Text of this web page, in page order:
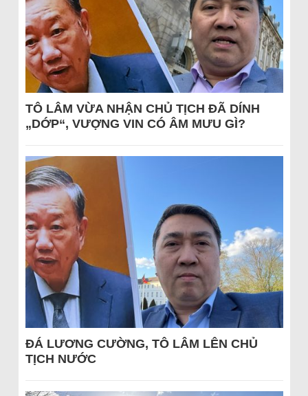
TÔ LÂM VỪA NHẬN CHỦ TỊCH ĐÃ DÍNH
„DỚP“, VƯỢNG VIN CÓ ÂM MƯU GÌ?
ĐÁ LƯƠNG CƯỜNG, TÔ LÂM LÊN CHỦ
TỊCH NƯỚC